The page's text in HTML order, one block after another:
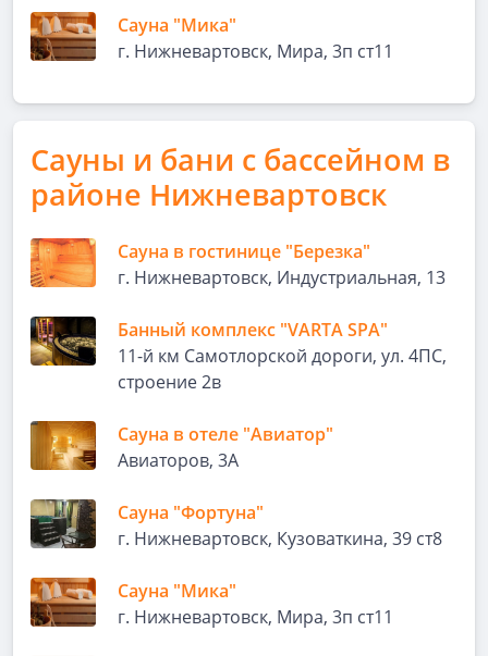
Сауна "Мика"
г. Нижневартовск, Мира, 3п ст11
Сауны и бани с бассейном в
районе Нижневартовск
Сауна в гостинице "Березка"
г. Нижневартовск, Индустриальная, 13
Банный комплекс "VARTA SPA"
11-й км Самотлорской дороги, ул. 4ПС,
строение 2в
Сауна в отеле "Авиатор"
Авиаторов, 3А
Сауна "Фортуна"
г. Нижневартовск, Кузоваткина, 39 ст8
Сауна "Мика"
г. Нижневартовск, Мира, 3п ст11